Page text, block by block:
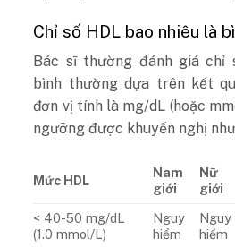
Chỉ số HDL bao nhiêu là
Bác sĩ thường đánh giá chỉ
bình thường dựa trên kết
đơn vị tính là mg/dL (hoặc
ngưỡng được khuyến nghị
Mức HDL
Nam
giới
Nữ
giới
< 40-50 mg/dL
(1.0 mmol/L)
Nguy
hiểm
Nguy
hiểm